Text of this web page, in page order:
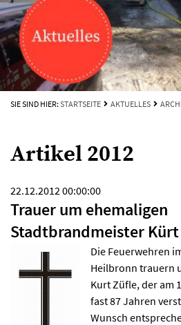
SIE SIND HIER: STARTSEITE AKTUELLES
Artikel 2012
22.12.2012 00:00:00
Trauer um ehemaligen
Stadtbrandmeister
Die Feuerwehren
Heilbronn trauern
Kurt Züfle, der am
fast 87 Jahren
Wunsch